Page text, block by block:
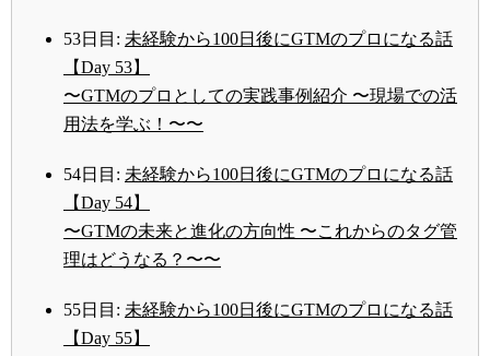
53日目: 未経験から100日後にGTMのプロになる話
【Day 53】
〜GTMのプロとしての実践事例紹介 〜現場での活
用法を学ぶ！〜〜
54日目: 未経験から100日後にGTMのプロになる話
【Day 54】
〜GTMの未来と進化の方向性 〜これからのタグ管
理はどうなる？〜〜
55日目: 未経験から100日後にGTMのプロになる話
【Day 55】